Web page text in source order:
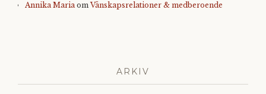
Annika MariaomVänskapsrelationer & medberoende
ARKIV